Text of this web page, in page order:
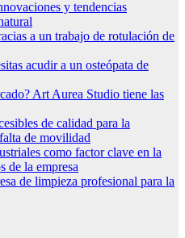
y tendencias
de movilidad
de la empresa